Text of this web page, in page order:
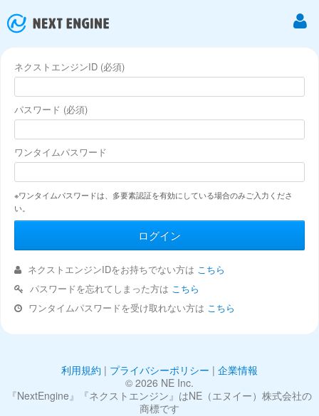
ネクストエンジンID (必須)
パスワード (必須)
ワンタイムパスワード
※ワンタイムパスワードは、多要素認証を有効にしている場合のみご入力くださ
い。
ネクストエンジンIDをお持ちでない方は こちら
パスワードを忘れてしまった方は こちら
ワンタイムパスワードを受け取れない方は こちら
利用規約 | プライバシーポリシー | 企業情報
©︎ 2026 NE Inc.
『NextEngine』『ネクストエンジン』はNE（エヌイー）株式会社の
商標です